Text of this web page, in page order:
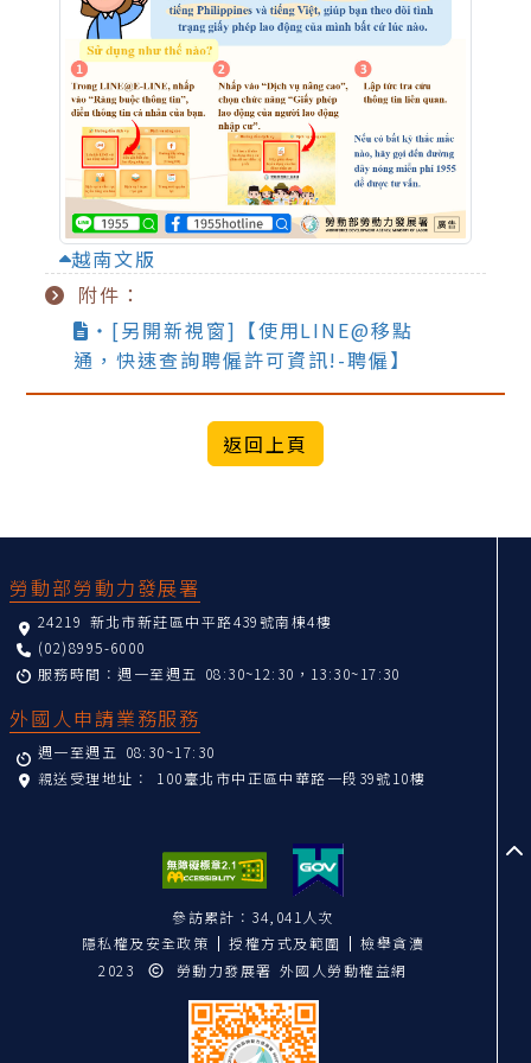
越南文版
附件：
‧[另開新視窗]【使用LINE@移點
通，快速查詢聘僱許可資訊!-聘僱】
勞動部勞動力發展署
24219 新北市新莊區中平路439號南棟4樓
(02)8995-6000
服務時間：週一至週五 08:30~12:30，13:30~17:30
外國人申請業務服務
週一至週五 08:30~17:30
親送受理地址： 100臺北市中正區中華路一段39號10樓
參訪累計：34,041人次
隱私權及安全政策
授權方式及範圍
檢舉貪瀆
2023
勞動力發展署 外國人勞動權益網
至